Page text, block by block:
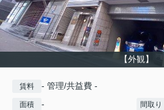
【外観】
賃料 - 管理/共益費 -
面積 - 間取り